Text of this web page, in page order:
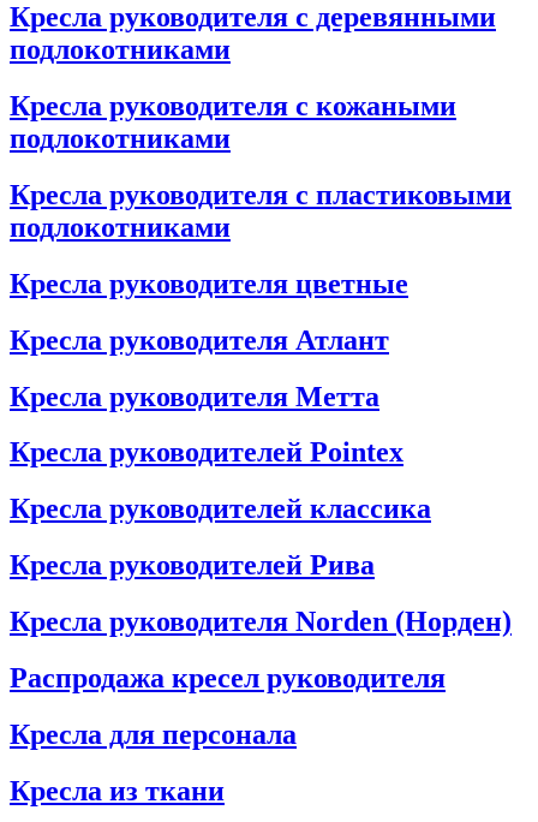
Кресла руководителя с деревянными
подлокотниками
Кресла руководителя с кожаными
подлокотниками
Кресла руководителя с пластиковыми
подлокотниками
Кресла руководителя цветные
Кресла руководителя Атлант
Кресла рyководителя Метта
Кресла руководителей Pointex
Кресла руководителей классика
Кресла руководителей Рива
Кресла руководителя Norden (Норден)
Распродажа кресел руководителя
Кресла для персонала
Кресла из ткани